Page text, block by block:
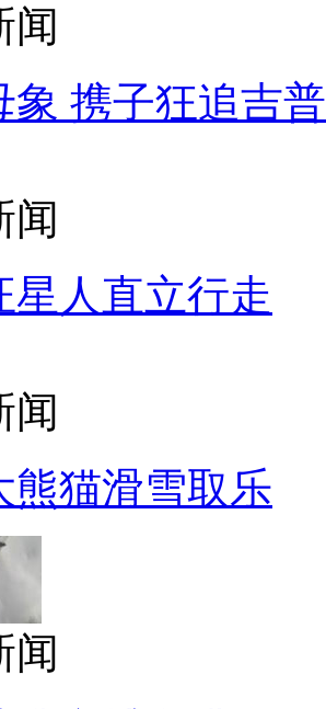
闻
象 携子狂追吉
闻
星人直立行走
闻
熊猫滑雪取乐
闻